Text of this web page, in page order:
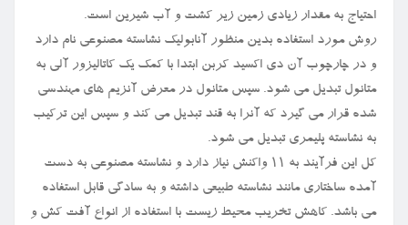
احتیاج به مقدار زیادی زمین زیر کشت و آب شیرین است.
روش مورد استفاده بدین منظور آنابولیک نشاسته مصنوعی نام دارد
و در چارچوب آن دی اکسید کربن ابتدا با کمک یک کاتالیزور آلی به
متانول تبدیل می شود. سپس متانول در معرض آنزیم های مهندسی
شده قرار می گیرد که آنرا به قند تبدیل می کند و سپس این ترکیب
به نشاسته پلیمری تبدیل می شود.
کل این فرآیند به ۱۱ واکنش نیاز دارد و نشاسته مصنوعی به دست
آمده ساختاری مانند نشاسته طبیعی داشته و به سادگی قابل استفاده
می باشد. کاهش تخریب محیط زیست با استفاده از انواع آفت کش و